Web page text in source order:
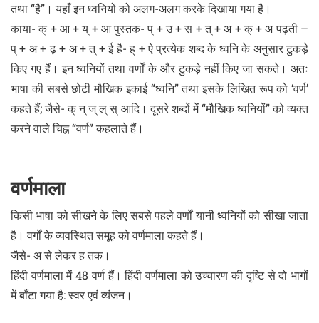
तथा “है”। यहाँ इन ध्वनियों को अलग-अलग करके दिखाया गया है।
काया- क् + आ + य् + आ पुस्तक- प् + उ + स + त् + अ + क् + अ पढ़ती –
प् + अ + ढ़ + अ + त् + ई है- ह् + ऐ प्रत्येक शब्द के ध्वनि के अनुसार टुकड़े
किए गए हैं। इन ध्वनियों तथा वर्णों के और टुकड़े नहीं किए जा सकते। अतः
भाषा की सबसे छोटी मौखिक इकाई “ध्वनि” तथा इसके लिखित रूप को ‘वर्ण’
कहते हैं; जैसे- क् न् ज् ल् स् आदि। दूसरे शब्दों में “मौखिक ध्वनियों” को व्यक्त
करने वाले चिह्न “वर्ण” कहलाते हैं।
वर्णमाला
किसी भाषा को सीखने के लिए सबसे पहले वर्णों यानी ध्वनियों को सीखा जाता
है। वर्गों के व्यवस्थित समूह को वर्णमाला कहते हैं।
जैसे- अ से लेकर ह तक।
हिंदी वर्णमाला में 48 वर्ण हैं। हिंदी वर्णमाला को उच्चारण की दृष्टि से दो भागों
में बाँटा गया है: स्वर एवं व्यंजन।